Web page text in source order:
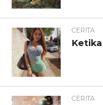
CERITA
CERITA